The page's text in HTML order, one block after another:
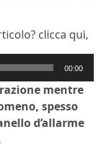
clicca qui,
00:00
mentre
spesso
d’allarme